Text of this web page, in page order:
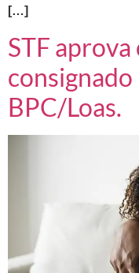
[…]
STF
BPC/Loas.